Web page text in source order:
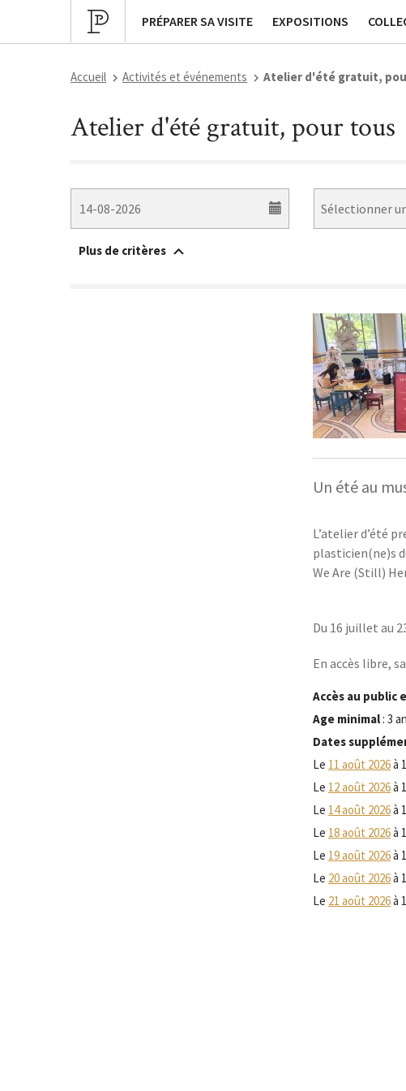
PRÉPARER SA VISITE
Programmation culturelleEXPOSITIONS
Expositions passées
Accueil Activités et événements Atelier d'été gratuit,
Atelier d'été gratuit, pour tous
Plus de critères
Un été au
L’atelier d’été
plasticien(ne)s
We Are (Still)
Du 16 juillet au
En accès libre,
Accès au public
Age minimal : 3
Dates
Le 11 août 2026à
Le 12 août 2026à
Le 14 août 2026à
Le 18 août 2026à
Le 19 août 2026à
Le 20 août 2026à
Le 21 août 2026à